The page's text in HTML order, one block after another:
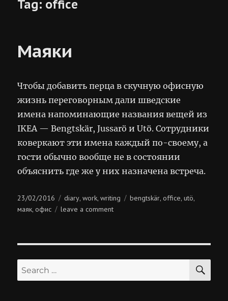
Tag: office
Маяки
Чтобы добавить перца в скучную офисную
жизнь переговорным дали шведские
имена напоминающие названия вещей из
IKEA — Bengtskär, Jussarö и Utö. Сотрудники
коверкают эти имена каждый по-своему, а
гости обычно вообще не в состоянии
объяснить где же у них назначена встреча.
Posted
on
23/02/2016 Categories
diary,work,writing Tags
bengtskär,office,utö,
маяк,офис leave a commenton
Search
for: